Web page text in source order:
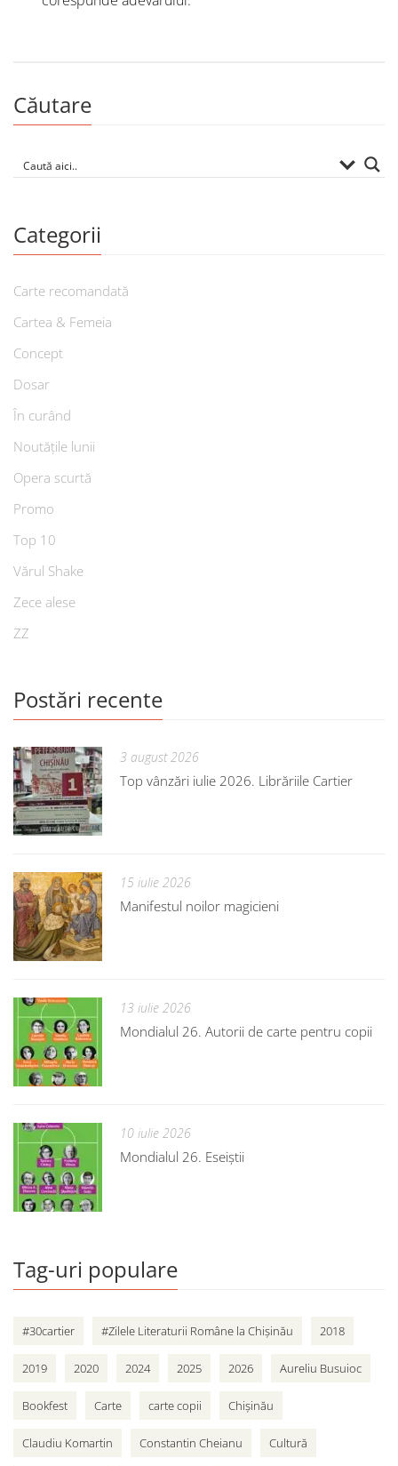
Căutare
Categorii
Carte recomandată
Cartea & Femeia
Concept
Dosar
În curând
Noutățile lunii
Opera scurtă
Promo
Top 10
Vărul Shake
Zece alese
ZZ
Postări recente
3 august 2026
Top vânzări iulie 2026. Librăriile Cartier
15 iulie 2026
Manifestul noilor magicieni
13 iulie 2026
Mondialul 26. Autorii de carte pentru copii
10 iulie 2026
Mondialul 26. Eseiștii
Tag-uri populare
#30cartier #Zilele Literaturii Române la Chișinău 2018
2019 2020 2024 2025 2026 Aureliu Busuioc
Bookfest Carte carte copii Chișinău
Claudiu Komartin Constantin Cheianu Cultură